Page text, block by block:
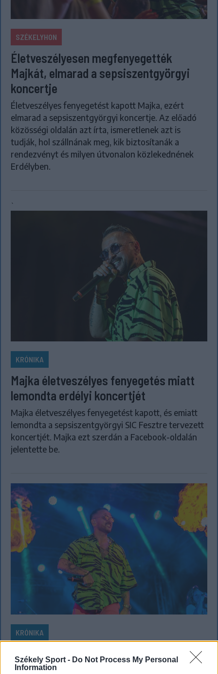
Székely Sport - Do Not Process My Personal
Information
SZÉKELYHON
Életveszélyesen megfenyegették
Majkát, elmarad a sepsiszentgyörgyi
koncertje
Életveszélyes fenyegetést kapott Majka, ezért
elmarad a sepsiszentgyörgyi koncertje. Az előadó
közösségi oldalán azt írta, ismeretlenek azt is
tudják, hol szállnának meg, kik biztosítanák a
rendezvényt és milyen útvonalon közlekednének
Erdélyben.
`
KRÓNIKA
Majka életveszélyes fenyegetés miatt
lemondta erdélyi koncertjét
Majka életveszélyes fenyegetést kapott, és emiatt
lemondta a sepsiszentgyörgyi SIC Fesztre tervezett
koncertjét. Majka ezt szerdán a Facebook-oldalán
jelentette be.
KRÓNIKA
Büntetőfeljelentést tett Majka ügyvédje
a romániai telefonszámról érkezett